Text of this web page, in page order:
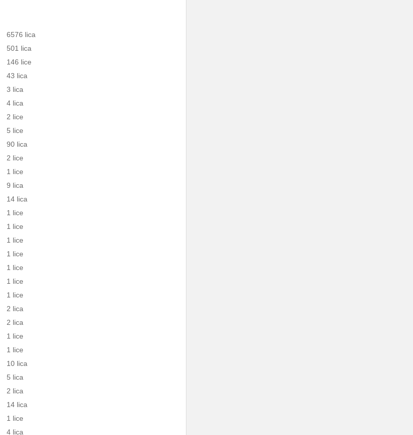
6576 lica
501 lica
146 lice
43 lica
3 lica
4 lica
2 lice
5 lice
90 lica
2 lice
1 lice
9 lica
14 lica
1 lice
1 lice
1 lice
1 lice
1 lice
1 lice
1 lice
2 lica
2 lica
1 lice
1 lice
10 lica
5 lica
2 lica
14 lica
1 lice
4 lica